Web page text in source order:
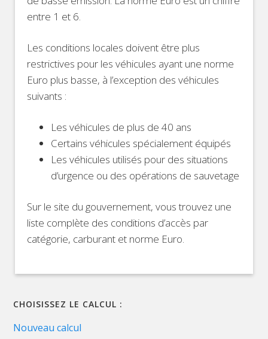
entre 1 et 6.
Les conditions locales doivent être plus
restrictives pour les véhicules ayant une norme
Euro plus basse, à l’exception des véhicules
suivants :
Les véhicules de plus de 40 ans
Certains véhicules spécialement équipés
Les véhicules utilisés pour des situations
d’urgence ou des opérations de sauvetage
Sur le site du gouvernement, vous trouvez une
liste complète des conditions d’accès par
catégorie, carburant et norme Euro.
CHOISISSEZ LE CALCUL :
Nouveau calcul